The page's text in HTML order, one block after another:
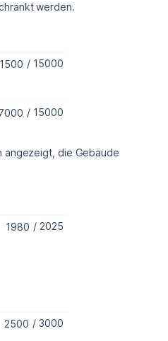
werden.
/ 15000
/ 15000
angezeigt, die Gebäude
/ 2025
/ 3000